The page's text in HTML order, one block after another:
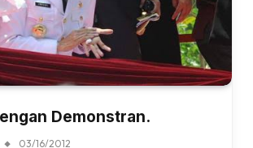
Demonstran.
03/16/2012